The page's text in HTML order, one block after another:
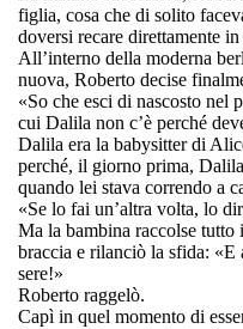
figlia, cosa che di solito
doversi recare direttamente
All’interno della moderna
nuova, Roberto decise
«So che esci di nascosto nel
cui Dalila non c’è perché
Dalila era la babysitter di
perché, il giorno prima,
quando lei stava correndo a
«Se lo fai un’altra volta, lo
Ma la bambina raccolse
braccia e rilanciò la sfida:
sere!»
Roberto raggelò.
Capì in quel momento di